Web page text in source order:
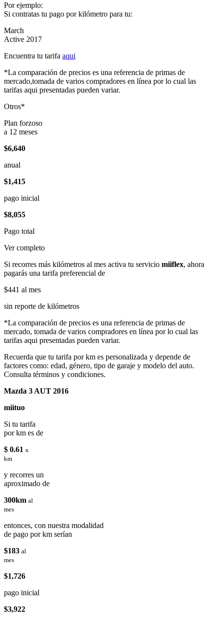
Por ejemplo:
Si contratas tu pago por kilómetro para tu:
March
Active 2017
Encuentra tu tarifa aqui
*La comparación de precios es una referencia de primas de
mercado,tomada de varios compradores en línea por lo cual las
tarifas aqui presentadas pueden variar.
Otros*
Plan forzoso
a 12 meses
$6,640
anual
$1,415
pago inicial
$8,055
Pago total
Ver completo
Si recorres más kilómetros al mes activa tu servicio miiflex, ahora
pagarás una tarifa preferencial de
$441 al mes
sin reporte de kilómetros
*La comparación de precios es una referencia de primas de
mercado, tomada de varios compradores en línea por lo cual las
tarifas aqui presentadas pueden variar.
Recuerda que tu tarifa por km es personalizada y depende de
factores como: edad, género, tipo de garaje y modelo del auto.
Consulta términos y condiciones.
Mazda 3 AUT 2016
miituo
Si tu tarifa
por km es de
$ 0.61 x
km
y recorres un
aproximado de
300km al
mes
entonces, con nuestra modalidad
de pago por km serían
$183 al
mes
$1,726
pago inicial
$3,922